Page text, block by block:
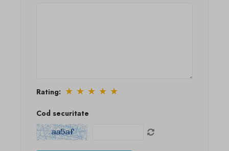
Rating: ★ ★ ★ ★ ★
Cod securitate